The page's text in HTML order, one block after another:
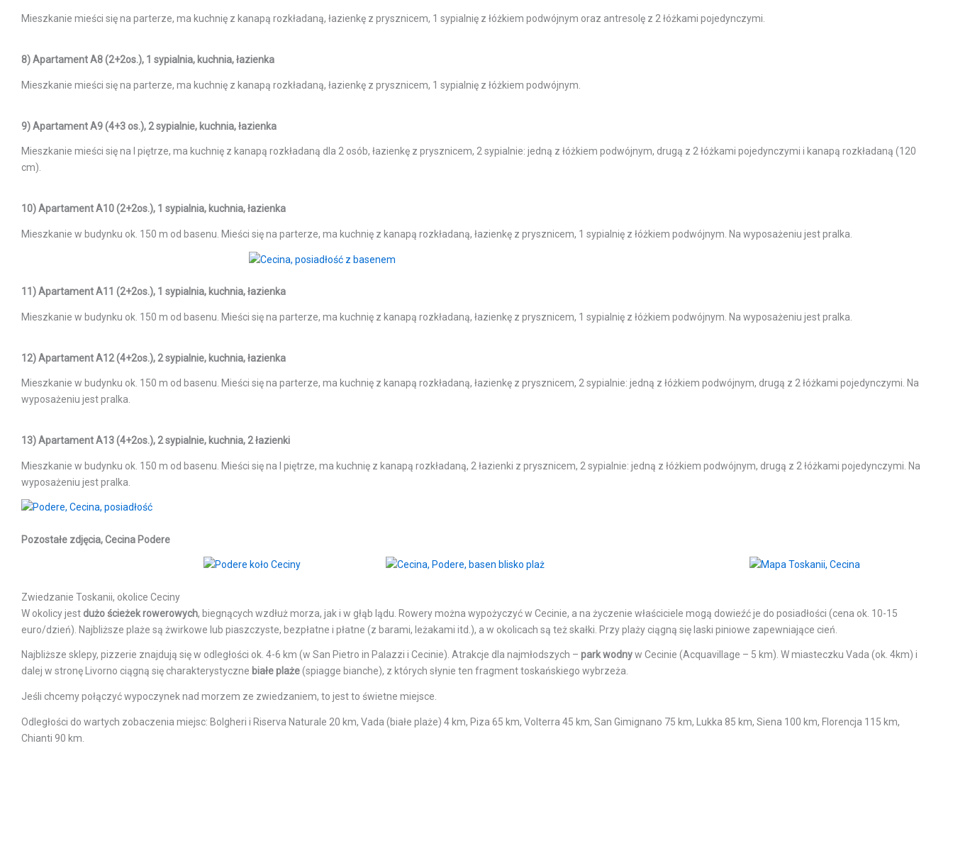
Mieszkanie mieści się na parterze, ma kuchnię z kanapą rozkładaną, łazienkę z prysznicem, 1 sypialnię z łóżkiem podwójnym oraz antresolę z 2 łóżkami pojedynczymi.
8) Apartament A8 (2+2os.), 1 sypialnia, kuchnia, łazienka
Mieszkanie mieści się na parterze, ma kuchnię z kanapą rozkładaną, łazienkę z prysznicem, 1 sypialnię z łóżkiem podwójnym.
9) Apartament A9 (4+3 os.), 2 sypialnie, kuchnia, łazienka
Mieszkanie mieści się na I piętrze, ma kuchnię z kanapą rozkładaną dla 2 osób, łazienkę z prysznicem, 2 sypialnie: jedną z łóżkiem podwójnym, drugą z 2 łóżkami pojedynczymi i kanapą rozkładaną (120
cm).
10) Apartament A10 (2+2os.), 1 sypialnia, kuchnia, łazienka
Mieszkanie w budynku ok. 150 m od basenu. Mieści się na parterze, ma kuchnię z kanapą rozkładaną, łazienkę z prysznicem, 1 sypialnię z łóżkiem podwójnym. Na wyposażeniu jest pralka.
11) Apartament A11 (2+2os.), 1 sypialnia, kuchnia, łazienka
Mieszkanie w budynku ok. 150 m od basenu. Mieści się na parterze, ma kuchnię z kanapą rozkładaną, łazienkę z prysznicem, 1 sypialnię z łóżkiem podwójnym. Na wyposażeniu jest pralka.
12) Apartament A12 (4+2os.), 2 sypialnie, kuchnia, łazienka
Mieszkanie w budynku ok. 150 m od basenu. Mieści się na parterze, ma kuchnię z kanapą rozkładaną, łazienkę z prysznicem, 2 sypialnie: jedną z łóżkiem podwójnym, drugą z 2 łóżkami pojedynczymi. Na
wyposażeniu jest pralka.
13) Apartament A13 (4+2os.), 2 sypialnie, kuchnia, 2 łazienki
Mieszkanie w budynku ok. 150 m od basenu. Mieści się na I piętrze, ma kuchnię z kanapą rozkładaną, 2 łazienki z prysznicem, 2 sypialnie: jedną z łóżkiem podwójnym, drugą z 2 łóżkami pojedynczymi. Na
wyposażeniu jest pralka.
Pozostałe zdjęcia, Cecina Podere
Zwiedzanie Toskanii, okolice Ceciny
W okolicy jestdużo ścieżek rowerowych, biegnących wzdłuż morza, jak i w głąb lądu. Rowery można wypożyczyć w Cecinie, a na życzenie właściciele mogą dowieźć je do posiadłości (cena ok. 10-15
euro/dzień). Najbliższe plaże są żwirkowe lub piaszczyste, bezpłatne i płatne (z barami, leżakami itd.), a w okolicach są też skałki. Przy plaży ciągną się laski piniowe zapewniające cień.
Najbliższe sklepy, pizzerie znajdują się w odległości ok. 4-6 km (w San Pietro in Palazzi i Cecinie). Atrakcje dla najmłodszych – park wodnyw Cecinie (Acquavillage – 5 km). W miasteczku Vada (ok. 4km) i
dalej w stronę Livorno ciągną się charakterystyczne białe plaże(spiagge bianche), z których słynie ten fragment toskańskiego wybrzeża.
Jeśli chcemy połączyć wypoczynek nad morzem ze zwiedzaniem, to jest to świetne miejsce.
Odległości do wartych zobaczenia miejsc: Bolgheri i Riserva Naturale 20 km, Vada (białe plaże) 4 km, Piza 65 km, Volterra 45 km, San Gimignano 75 km, Lukka 85 km, Siena 100 km, Florencja 115 km,
Chianti 90 km.